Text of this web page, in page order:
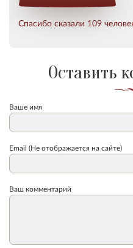
Спасибо сказали 109
Оставить
Ваше имя
Email (Не отображается на сайте)
Ваш комментарий